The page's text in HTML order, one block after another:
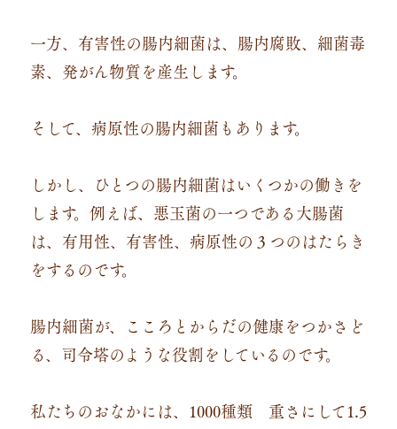
一方、有害性の腸内細菌は、腸内腐敗、細菌毒
素、発がん物質を産生します。
そして、病原性の腸内細菌もあります。
しかし、ひとつの腸内細菌はいくつかの働きを
します。例えば、悪玉菌の一つである大腸菌
は、有用性、有害性、病原性の３つのはたらき
をするのです。
腸内細菌が、こころとからだの健康をつかさど
る、司令塔のような役割をしているのです。
私たちのおなかには、1000種類 重さにして1.5